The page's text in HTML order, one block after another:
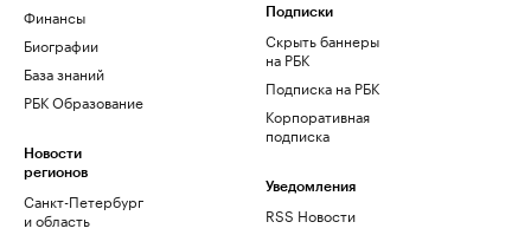
Финансы
Биографии
База знаний
РБК Образование
Новости
регионов
Санкт-Петербург
и область
Подписки
Скрыть баннеры
на РБК
Подписка на РБК
Корпоративная
подписка
Уведомления
RSS Новости